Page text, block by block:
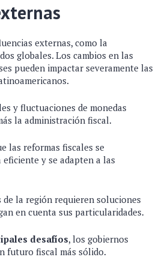
externas, como la
globales. Los cambios en las
pueden impactar severamente las
y fluctuaciones de monedas
la administración fiscal.
las reformas fiscales se
y se adapten a las
la región requieren soluciones
en cuenta sus particularidades.
desafíos, los gobiernos
futuro fiscal más sólido.